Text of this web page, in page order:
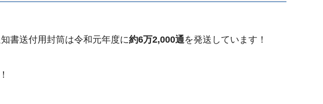
書送付用封筒は令和元年度に約6万2,000通を発送しています！